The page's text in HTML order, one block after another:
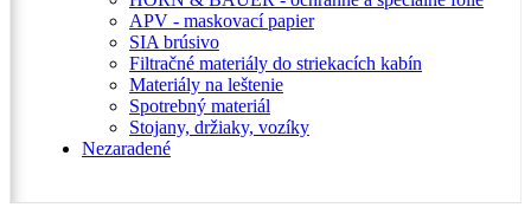
APV - maskovací papier
SIA brúsivo
Filtračné materiály do striekacích kabín
Materiály na leštenie
Spotrebný materiál
Stojany, držiaky, vozíky
Nezaradené